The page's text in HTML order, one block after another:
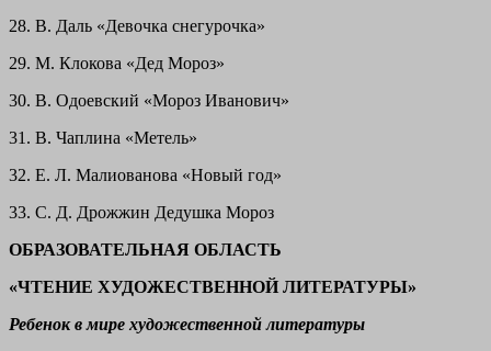
28. В. Даль «Девочка снегурочка»
29. М. Клокова «Дед Мороз»
30. В. Одоевский «Мороз Иванович»
31. В. Чаплина «Метель»
32. Е. Л. Малиованова «Новый год»
33. С. Д. Дрожжин Дедушка Мороз
ОБРАЗОВАТЕЛЬНАЯ ОБЛАСТЬ
«ЧТЕНИЕ ХУДОЖЕСТВЕННОЙ ЛИТЕРАТУРЫ»
Ребенок в мире художественной литературы